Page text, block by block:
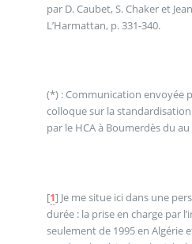
par D. Caubet, S. Chaker et
L’Harmattan, p. 331-340.
(*) : Communication envoyée
colloque sur la standardisation de
par le HCA à Boumerdès du
[1] Je me situe ici dans une
durée : la prise en charge par
seulement de 1995 en Algérie